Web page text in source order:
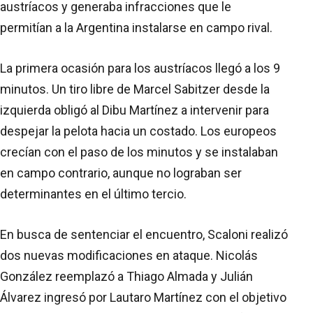
austríacos y generaba infracciones que le
permitían a la Argentina instalarse en campo rival.
La primera ocasión para los austríacos llegó a los 9
minutos. Un tiro libre de Marcel Sabitzer desde la
izquierda obligó al Dibu Martínez a intervenir para
despejar la pelota hacia un costado. Los europeos
crecían con el paso de los minutos y se instalaban
en campo contrario, aunque no lograban ser
determinantes en el último tercio.
En busca de sentenciar el encuentro, Scaloni realizó
dos nuevas modificaciones en ataque. Nicolás
González reemplazó a Thiago Almada y Julián
Álvarez ingresó por Lautaro Martínez con el objetivo